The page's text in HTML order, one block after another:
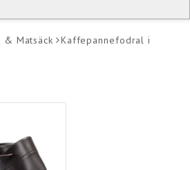
& Matsäck
Kaffepannefodral i